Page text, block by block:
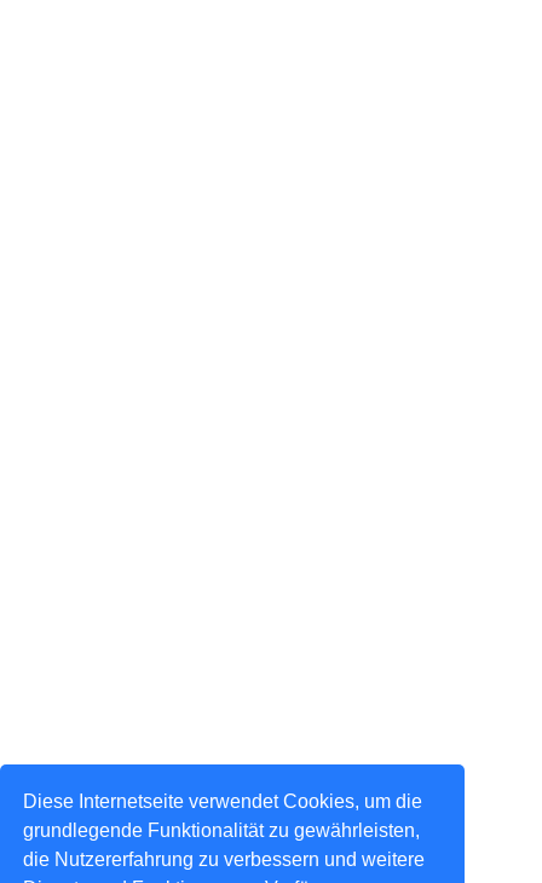
Diese Internetseite verwendet Cookies, um die
grundlegende Funktionalität zu gewährleisten,
die Nutzererfahrung zu verbessern und weitere